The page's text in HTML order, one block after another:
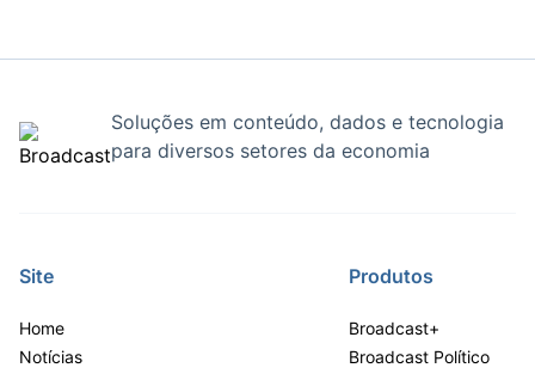
Soluções em conteúdo, dados e tecnologia
para diversos setores da economia
Site
Home
Notícias
Produtos
Broadcast+
Broadcast Político